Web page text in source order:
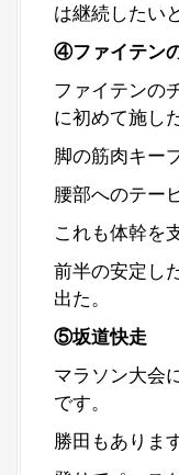
は継続したい
④ファイテン
ファイテンの
に初めて施した
脚の筋肉キー
腰部へのテー
これも体幹を
前半の安定し
出た。
⑤坂道快走
マラソン大会
です。
勝田もあります